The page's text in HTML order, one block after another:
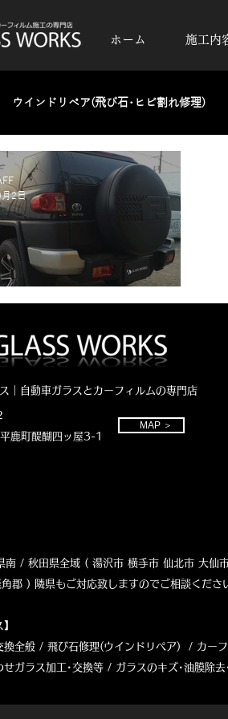
ホーム 施工内
ウインドリペア(飛び石･ヒビ割れ修理)
ひっかきキズ･油膜・水垢除去
ルム(反射発色タイプ) 洗車・磨き・
2日
｜自動車ガラスとカーフィルムの専門店
鹿町醍醐四ッ屋3-1
MAP ＞
南 / 秋田県全域 ( 湯沢市 横手市 仙北市 大仙
郡 ) 隣県もご対応致しますのでご相談くださ
換全般 / 飛び石修理(ウインドリペア) / カー
せガラス加工･交換等 / ガラスのキズ･油膜除